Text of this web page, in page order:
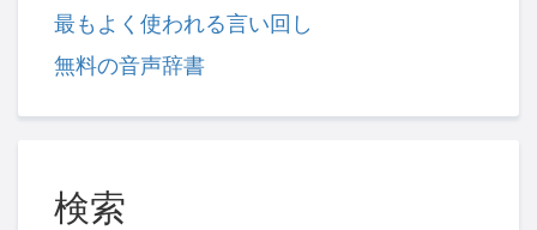
最もよく使われる言い回し
無料の音声辞書
検索